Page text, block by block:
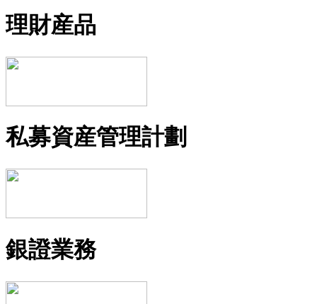
理財産品
私募資産管理計劃
銀證業務